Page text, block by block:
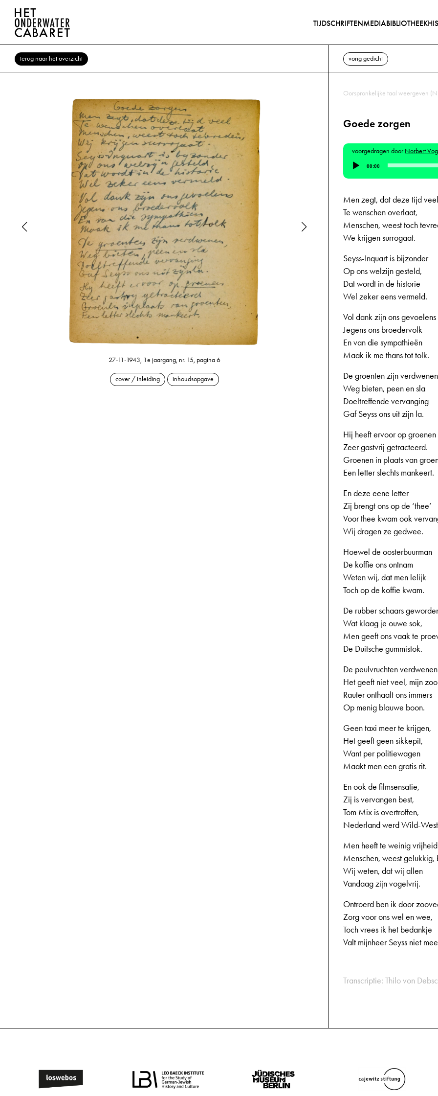
TIJDSCHRIFTENMEDIABIBLIOTHEEK
terug naar het overzicht
27-11-1943, 1e jaargang, nr. 15, pagina 6 27-11-
cover / inleiding inhoudsopgave
vorig gedicht
Oorspronkelijke taal weergeven
Goede zorgen
voorgedragen door Norbert
Audiospeler
00:00
Men zegt, dat deze tijd veel
Te wenschen overlaat,
Menschen, weest toch
We krijgen surrogaat.
Seyss-Inquart is bijzonder
Op ons welzijn gesteld,
Dat wordt in de historie
Wel zeker eens vermeld.
Vol dank zijn ons gevoelens
Jegens ons broedervolk
En van die sympathieën
Maak ik me thans tot tolk.
De groenten zijn
Weg bieten, peen en sla
Doeltreffende vervanging
Gaf Seyss ons uit zijn la.
Hij heeft ervoor op groenen
Zeer gastvrij getracteerd.
Groenen in plaats van
Een letter slechts mankeert.
En deze eene letter
Zij brengt ons op de ‘thee’
Voor thee kwam ook
Wij dragen ze gedwee.
Hoewel de oosterbuurman
De koffie ons ontnam
Weten wij, dat men lelijk
Toch op de koffie kwam.
De rubber schaars
Wat klaag je ouwe sok,
Men geeft ons vaak te
De Duitsche gummistok.
De peulvruchten verdwenen
Het geeft niet veel, mijn
Rauter onthaalt ons immers
Op menig blauwe boon.
Geen taxi meer te krijgen,
Het geeft geen sikkepit,
Want per politiewagen
Maakt men een gratis rit.
En ook de filmsensatie,
Zij is vervangen best,
Tom Mix is overtroffen,
Nederland werd Wild-
Men heeft te weinig
Menschen, weest gelukkig,
Wij weten, dat wij allen
Vandaag zijn vogelvrij.
Ontroerd ben ik door
Zorg voor ons wel en wee,
Toch vrees ik het bedankje
Valt mijnheer Seyss niet
Transcriptie: Thilo von